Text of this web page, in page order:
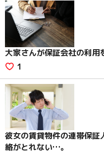
大家さんが保証会社の利用
1
彼女の賃貸物件の連帯保証
絡がとれない…。